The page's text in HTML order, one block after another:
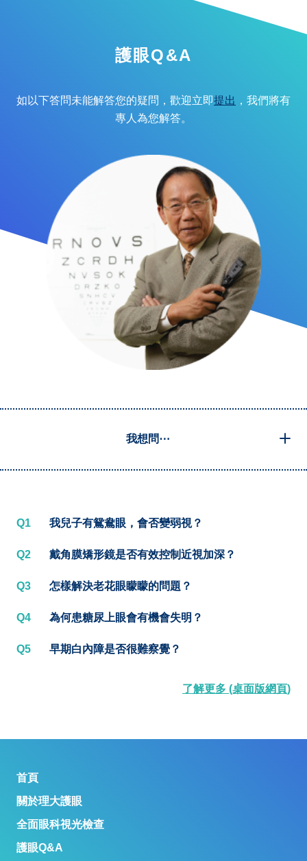
護眼Q&A
如以下答問未能解答您的疑問，歡迎立即提出 ，我們將有
專人為您解答。
我想問⋯
Q1 我兒子有鴛鴦眼，會否變弱視？
Q2 戴角膜矯形鏡是否有效控制近視加深？
Q3 怎樣解決老花眼矇矇的問題？
Q4 為何患糖尿上眼會有機會失明？
Q5 早期白內障是否很難察覺？
了解更多 (桌面版網頁)
首頁
關於理大護眼
全面眼科視光檢查
護眼Q&A